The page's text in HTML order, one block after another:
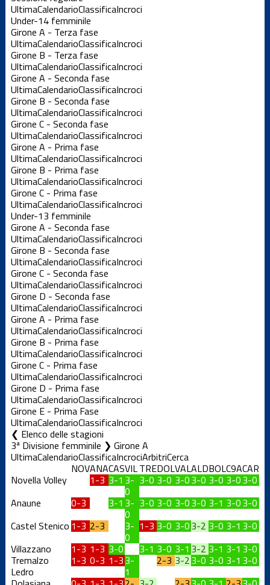
UltimaCalendarioClassificaIncroci
Under-14 femminile
Girone A - Terza fase
UltimaCalendarioClassificaIncroci
Girone B - Terza fase
UltimaCalendarioClassificaIncroci
Girone A - Seconda fase
UltimaCalendarioClassificaIncroci
Girone B - Seconda fase
UltimaCalendarioClassificaIncroci
Girone C - Seconda fase
UltimaCalendarioClassificaIncroci
Girone A - Prima fase
UltimaCalendarioClassificaIncroci
Girone B - Prima fase
UltimaCalendarioClassificaIncroci
Girone C - Prima fase
UltimaCalendarioClassificaIncroci
Under-13 femminile
Girone A - Seconda fase
UltimaCalendarioClassificaIncroci
Girone B - Seconda fase
UltimaCalendarioClassificaIncroci
Girone C - Seconda fase
UltimaCalendarioClassificaIncroci
Girone D - Seconda fase
UltimaCalendarioClassificaIncroci
Girone A - Prima fase
UltimaCalendarioClassificaIncroci
Girone B - Prima fase
UltimaCalendarioClassificaIncroci
Girone C - Prima fase
UltimaCalendarioClassificaIncroci
Girone D - Prima fase
UltimaCalendarioClassificaIncroci
Girone E - Prima Fase
UltimaCalendarioClassificaIncroci
Elenco delle stagioni
3ª Divisione femminile ❯ Girone A
UltimaCalendarioClassificaIncrociArbitriCerca
NOVANACASVILTREDOLVALALDBOLC9ACAR
Novella Volley 1-3 3-1 3-
0
3-0 3-0 3-03-0 3-0 3-03-0
Anaune
0-3 3-1 3-
0
3-0 3-0 3-03-0 3-1 3-03-0
Castel Stenico 1-3 2-3 3-
0
1-3 3-0 3-03-2 3-0 3-1 3-0
Villazzano
1-3 1-3 3-0 3-1 3-0 3-1 3-2 3-1 3-1 3-0
Tremalzo
Ledro
1-3 0-3 1-33-
1
2-3 3-23-0 3-0 3-1 3-0